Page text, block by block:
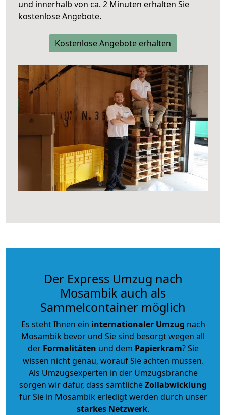
und innerhalb von ca. 2 Minuten erhalten Sie
kostenlose Angebote.
Kostenlose Angebote erhalten
Der Express Umzug nach
Mosambik auch als
Sammelcontainer möglich
Es steht Ihnen ein internationaler Umzug nach
Mosambik bevor und Sie sind besorgt wegen all
der Formalitäten und dem Papierkram? Sie
wissen nicht genau, worauf Sie achten müssen.
Als Umzugsexperten in der Umzugsbranche
sorgen wir dafür, dass sämtlicheZollabwicklung
für Sie in Mosambik erledigt werden durch unser
starkes Netzwerk.